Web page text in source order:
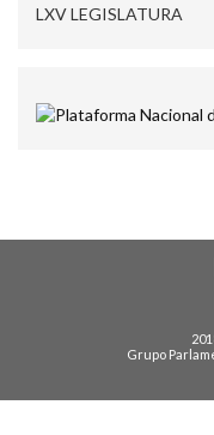
LXV LEGISLATURA
Grupo